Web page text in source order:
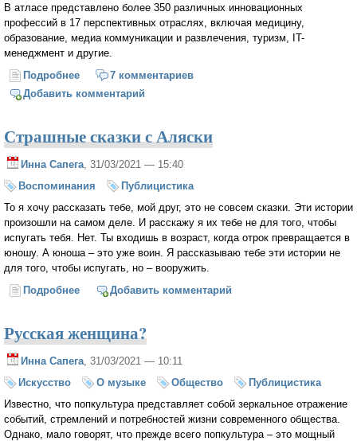
В атласе представлено более 350 различных инновационных
профессий в 17 перспективных отраслях, включая медицину,
образование, медиа коммуникации и развлечения, туризм, IT-
менеджмент и другие.
Подробнее о Виртуальный мир – будущее наших детей?
7 комментариев
Добавить комментарий
Страшные сказки с Аляски
Инна Сапега , 31/03/2021 — 15:40
Воспоминания
Публицистика
То я хочу рассказать тебе, мой друг, это не совсем сказки. Эти истории
произошли на самом деле. И расскажу я их тебе не для того, чтобы
испугать тебя. Нет. Ты входишь в возраст, когда отрок превращается в
юношу. А юноша – это уже воин. Я рассказываю тебе эти истории не
для того, чтобы испугать, но – вооружить.
Подробнее о Страшные сказки с Аляски
Добавить комментарий
Русская женщина?
Инна Сапега , 31/03/2021 — 10:11
Искусство
О музыке Общество
Публицистика
Известно, что попкультура представляет собой зеркальное отражение
событий, стремлений и потребностей жизни современного общества.
Однако, мало говорят, что прежде всего попкультура – это мощный